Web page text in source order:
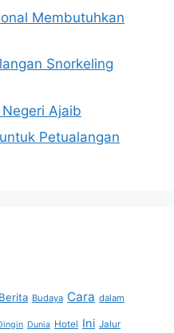
Membutuhkan
Snorkeling
Ajaib
Petualangan
Berita Budaya Cara dalam
Dunia Hotel Ini Jalur